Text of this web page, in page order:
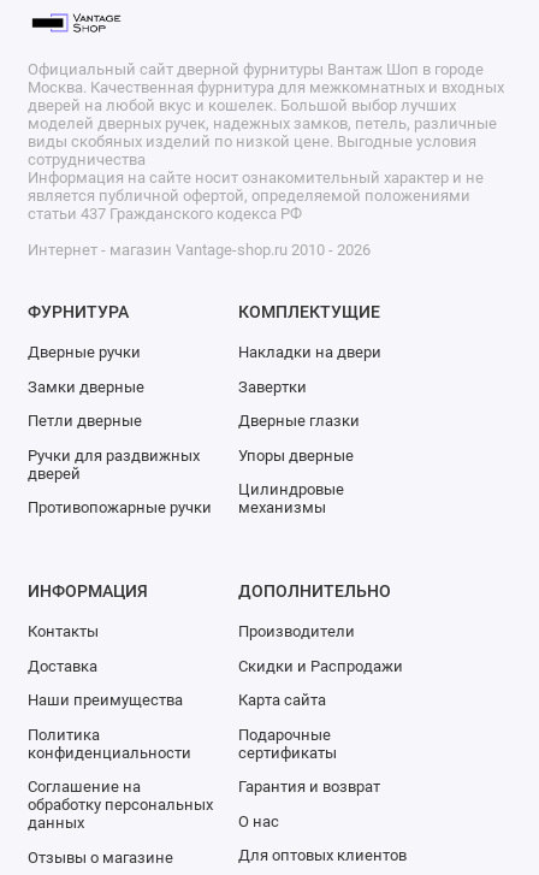
Официальный сайт дверной фурнитуры Вантаж Шоп в городе
Москва. Качественная фурнитура для межкомнатных и входных
дверей на любой вкус и кошелек. Большой выбор лучших
моделей дверных ручек, надежных замков, петель, различные
виды скобяных изделий по низкой цене. Выгодные условия
сотрудничества
Информация на сайте носит ознакомительный характер и не
является публичной офертой, определяемой положениями
статьи 437 Гражданского кодекса РФ
Интернет - магазин Vantage-shop.ru 2010 - 2026
ФУРНИТУРА
Дверные ручки
Замки дверные
Петли дверные
Ручки для раздвижных
дверей
Противопожарные ручки
КОМПЛЕКТУЩИЕ
Накладки на двери
Завертки
Дверные глазки
Упоры дверные
Цилиндровые
механизмы
ИНФОРМАЦИЯ
Контакты
Доставка
Наши преимущества
Политика
конфиденциальности
Соглашение на
обработку персональных
данных
Отзывы о магазине
ДОПОЛНИТЕЛЬНО
Производители
Скидки и Распродажи
Карта сайта
Подарочные
сертификаты
Гарантия и возврат
О нас
Для оптовых клиентов